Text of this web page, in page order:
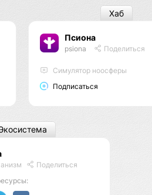
Псиона
psiona Поделиться
Cимулятор ноосферы
Подписаться
Хаб
Поделиться